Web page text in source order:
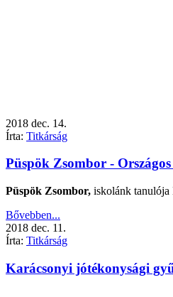
2018 dec. 14.
Írta: Titkárság
Püspök Zsombor -
Püspök Zsombor, iskolánk tanulója
Bővebben...
2018 dec. 11.
Írta: Titkárság
Karácsonyi jótékonysági